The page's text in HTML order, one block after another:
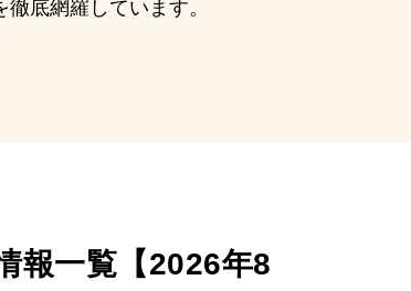
底網羅しています。
報一覧【2026年8